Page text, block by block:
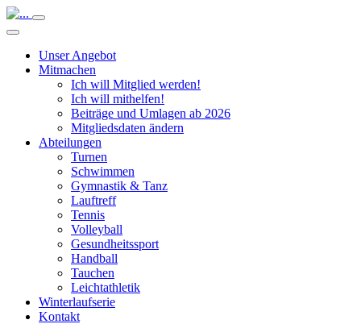
Unser Angebot
Mitmachen
Ich will Mitglied werden!
Ich will mithelfen!
Beiträge und Umlagen ab 2026
Mitgliedsdaten ändern
Abteilungen
Turnen
Schwimmen
Gymnastik & Tanz
Lauftreff
Tennis
Volleyball
Gesundheitssport
Handball
Tauchen
Leichtathletik
Winterlaufserie
Kontakt